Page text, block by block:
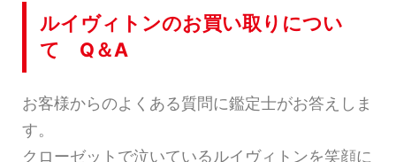
ルイヴィトンのお買い取りについ
て Q＆A
お客様からのよくある質問に鑑定士がお答えしま
す。
クローゼットで泣いているルイヴィトンを笑顔に